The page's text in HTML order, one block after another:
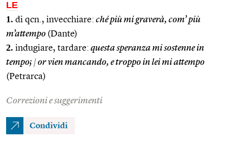
LE
1. di qcn., invecchiare: ché più mi graverà, com’ più
m’attempo (Dante)
2. indugiare, tardare: questa speranza mi sostenne in
tempo; |or vien mancando, e troppo in lei mi attempo
(Petrarca)
Correzioni e suggerimenti
Condividi